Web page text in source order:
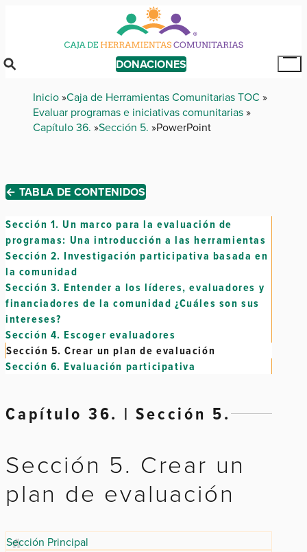
content
DONACIONES
Breadcrumb
Inicio Caja de Herramientas Comunitarias TOC
Evaluar programas e iniciativas comunitarias
Capítulo 36. Sección 5. PowerPoint
← TABLA DE CONTENIDOS
Sección 1. Un marco para la evaluación de
programas: Una introducción a las herramientas
Sección 2. Investigación participativa basada en
la comunidad
Sección 3. Entender a los líderes, evaluadores y
financiadores de la comunidad ¿Cuáles son sus
intereses?
Sección 4. Escoger evaluadores
Sección 5. Crear un plan de evaluación
Sección 6. Evaluación participativa
Capítulo 36. | Sección 5.
Sección 5. Crear un
plan de evaluación
Sección Principal